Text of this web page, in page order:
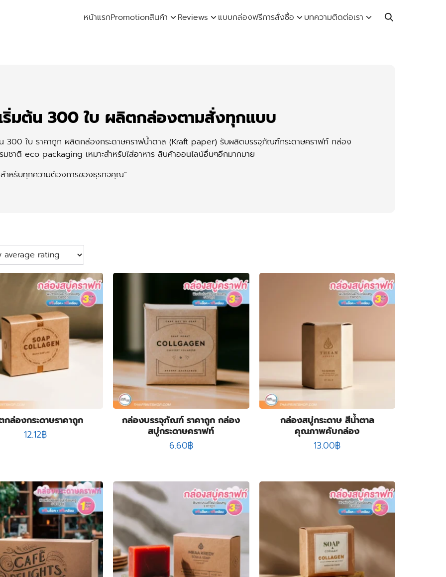
หน้าแรกPromotionสินค้า Reviews แบบกล่องฟรีการสั่งซื้อ บทความติดต่อเรา
ริ่มต้น 300 ใบ ผลิตกล่องตามสั่งทุกแบบ
300 ใบ ราคาถูก ผลิตกล่องกระดาษคราฟน้ำตาล (Kraft paper) รับผลิตบรรจุภัณฑ์กระดาษคราฟท์ กล่อง
ชาติ eco packaging เหมาะสำหรับใส่อาหาร สินค้าออนไลน์อื่นๆอีกมากมาย
หรับทุกความต้องการของธุรกิจคุณ”
ล่องกระดาษราคาถูก
12.12฿
กล่องบรรจุภัณฑ์ ราคาถูก กล่อง
สบู่กระดาษคราฟท์
6.60฿
กล่องสบู่กระดาษ สีน้ำตาล
คุณภาพคับกล่อง
13.00฿